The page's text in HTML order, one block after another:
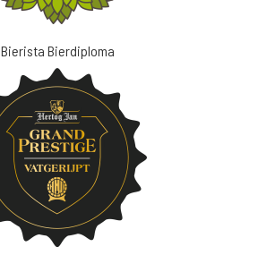
Bierista Bierdiploma